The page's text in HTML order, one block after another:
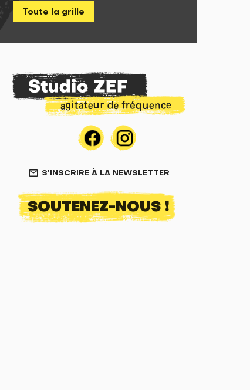
Toute la grille
mail_outline S'INSCRIRE À LA NEWSLETTER
SOUTENEZ-NOUS !